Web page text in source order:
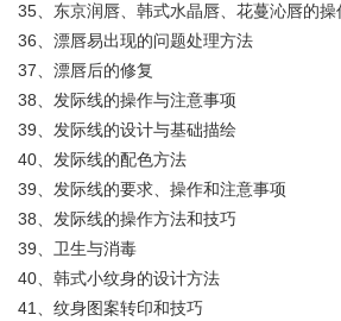
35、东京润唇、韩式水晶唇、花蔓沁唇的
36、漂唇易出现的问题处理方法
37、漂唇后的修复
38、发际线的操作与注意事项
39、发际线的设计与基础描绘
40、发际线的配色方法
39、发际线的要求、操作和注意事项
38、发际线的操作方法和技巧
39、卫生与消毒
40、韩式小纹身的设计方法
41、纹身图案转印和技巧